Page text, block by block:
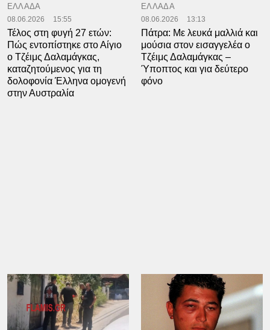
ΕΛΛΑΔΑ
08.06.2026 15:55
Τέλος στη φυγή 27 ετών:
Πώς εντοπίστηκε στο Αίγιο
ο Τζέιμς Δαλαμάγκας,
καταζητούμενος για τη
δολοφονία Έλληνα ομογενή
στην Αυστραλία
ΕΛΛΑΔΑ
08.06.2026 13:13
Πάτρα: Με λευκά μαλλιά και
μούσια στον εισαγγελέα ο
Τζέιμς Δαλαμάγκας –
Ύποπτος και για δεύτερο
φόνο